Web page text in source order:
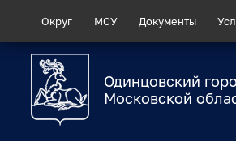
Округ МСУ Документы
Одинцовский
Московской